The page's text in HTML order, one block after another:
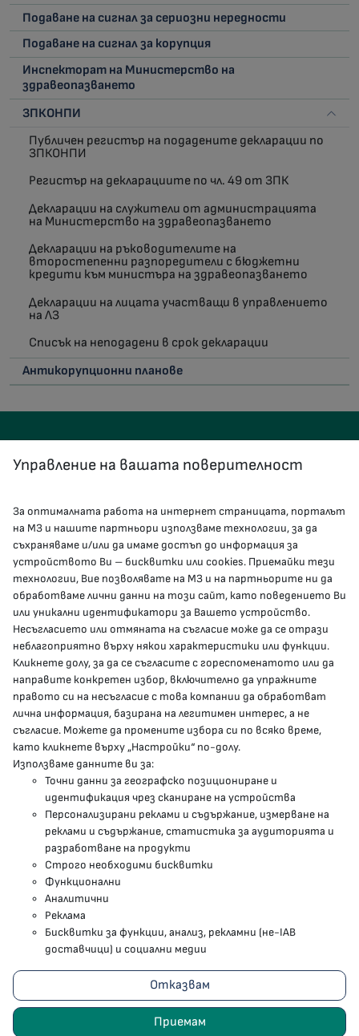
Подаване на сигнал за сериозни нередности
Подаване на сигнал за корупция
Инспекторат на Министерство на
здравеопазването
ЗПКОНПИ
Публичен регистър на подадените декларации по
ЗПКОНПИ
Регистър на декларациите по чл. 49 от ЗПК
Декларации на служители от администрацията
на Министерство на здравеопазването
Декларации на ръководителите на
второстепенни разпоредители с бюджетни
кредити към министъра на здравеопазването
Декларации на лицата участващи в управлението
на ЛЗ
Списък на неподадени в срок декларации
Антикорупционни планове
КОНТАКТИ
гр.София, 1000, пл. „Света Неделя“ №5
delovodstvo@mh.government.bg
presscenter@mh.government.bg
МЗ В СОЦИАЛНИТЕ МРЕЖИ
Facebook страница
Instragram профил
YouTube канал
Threads профил
Карта на сайта
Бисквитки
Условия за използване
Поверителност
2023 - 2026 © Министерство на здравеопазването
Управление на вашата поверителност
За оптималната работа на интернет страницата, порталът
на МЗ и нашите партньори използваме технологии, за да
съхраняваме и/или да имаме достъп до информация за
устройството Ви – бисквитки или cookies. Приемайки тези
технологии, Вие позволявате на МЗ и на партньорите ни да
обработваме лични данни на този сайт, като поведението Ви
или уникални идентификатори за Вашето устройство.
Несъгласието или отмяната на съгласие може да се отрази
неблагоприятно върху някои характеристики или функции.
Кликнете долу, за да се съгласите с гореспоменатото или да
направите конкретен избор, включително да упражните
правото си на несъгласие с това компании да обработват
лична информация, базирана на легитимен интерес, а не
съгласие. Можете да промените избора си по всяко време,
като кликнете върху „Настройки“ по-долу.
Използваме данните ви за:
Точни данни за географско позициониране и
идентификация чрез сканиране на устройства
Персонализирани реклами и съдържание, измерване на
реклами и съдържание, статистика за аудиторията и
разработване на продукти
Строго необходими бисквитки
Функционални
Аналитични
Реклама
Бисквитки за функции, анализ, рекламни (не-IAB
доставчици) и социални медии
Отказвам
Приемам